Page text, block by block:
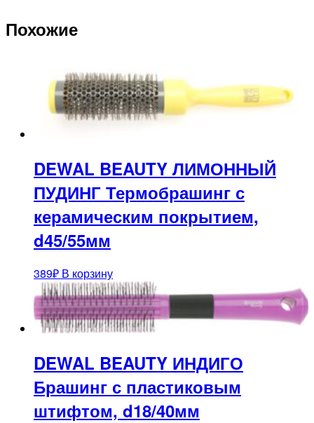
Похожие
DEWAL BEAUTY ЛИМОННЫЙ
ПУДИНГ Термобрашинг с
керамическим покрытием,
d45/55мм
389₽ В корзину
DEWAL BEAUTY ИНДИГО
Брашинг с пластиковым
штифтом, d18/40мм